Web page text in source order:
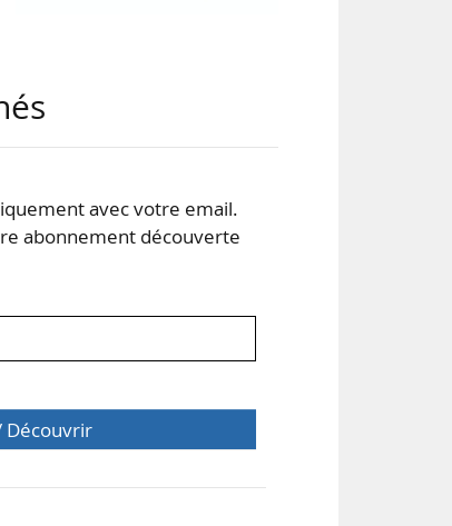
avec votre email.
abonnement découverte
Découvrir